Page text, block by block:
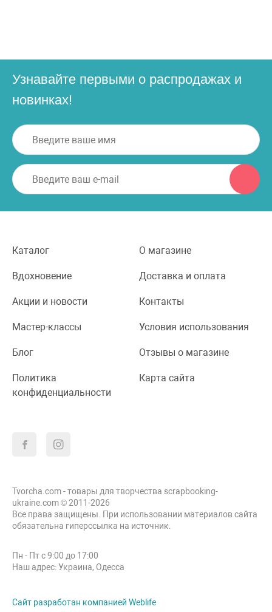
Узнавайте первыми о распродажах и
новинках!
Каталог О магазине
Вдохновение Доставка и оплата
Акции и новости Контакты
Мастер-классы Условия использования
Блог Отзывы о магазине
Политика
конфиденциальности
Карта сайта
Tvorcha.com - товары для творчества scrapbooking-
ukraine.com © 2011-2026
Все права защищены. При использовании материалов сайта
обязательна гиперссылка на источник.
Пн - Пт с 9:00 до 17:00
Наш адрес: Украина, Одесса
Сайт разработан компанией Weblife